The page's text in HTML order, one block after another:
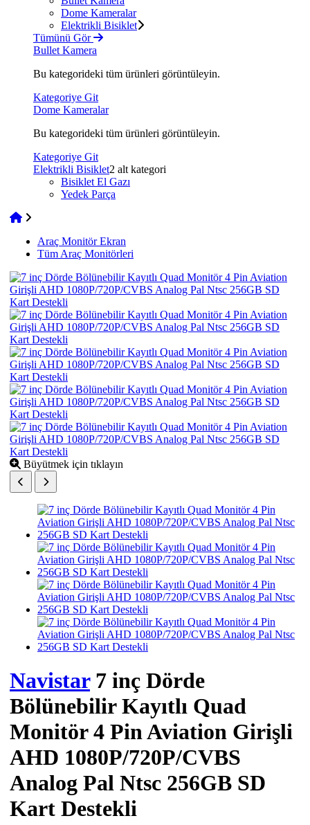
Dome Kameralar
Elektrikli Bisiklet
Tümünü Gör
Bullet Kamera
Bu kategorideki tüm ürünleri görüntüleyin.
Kategoriye Git
Dome Kameralar
Bu kategorideki tüm ürünleri görüntüleyin.
Kategoriye Git
Elektrikli Bisiklet2 alt kategori
Bisiklet El Gazı
Yedek Parça
Araç Monitör Ekran
Tüm Araç Monitörleri
Büyütmek için tıklayın
Navistar7 inç Dörde
Bölünebilir Kayıtlı Quad
Monitör 4 Pin Aviation Girişli
AHD 1080P/720P/CVBS
Analog Pal Ntsc 256GB SD
Kart Destekli